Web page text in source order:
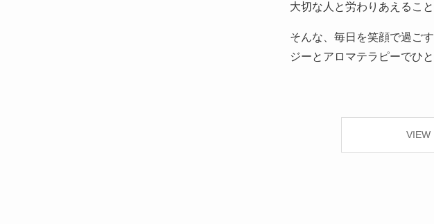
大切な人と労わりあえるこ
そんな、毎日を笑顔で過ご
ジーとアロマテラピーでひ
VIEW